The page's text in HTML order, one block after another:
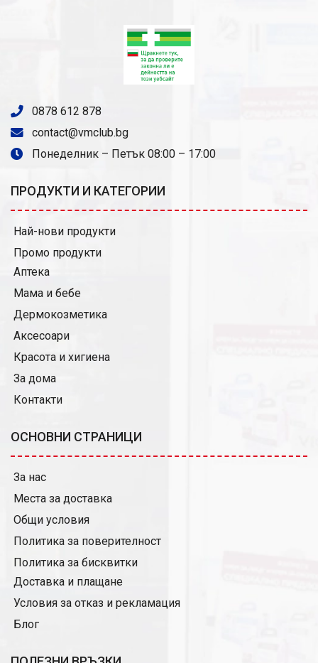
0878 612 878
contact@vmclub.bg
Понеделник – Петък 08:00 – 17:00
ПРОДУКТИ И КАТЕГОРИИ
Най-нови продукти
Промо продукти
Аптека
Мама и бебе
Дермокозметика
Аксесоари
Красота и хигиена
За дома
Контакти
ОСНОВНИ СТРАНИЦИ
За нас
Места за доставка
Общи условия
Политика за поверителност
Политика за бисквитки
Доставка и плащане
Условия за отказ и рекламация
Блог